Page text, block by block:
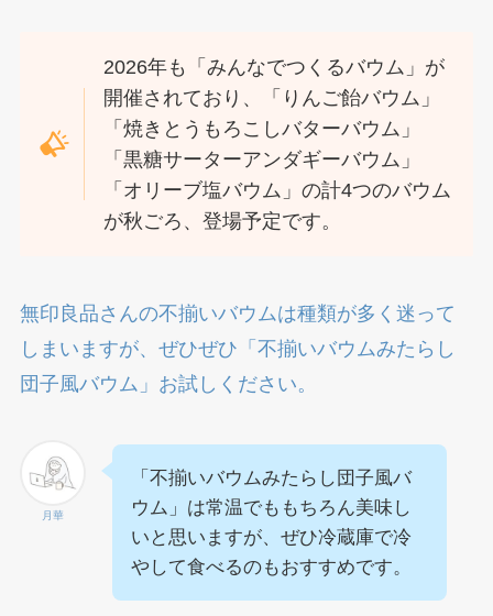
2026年も「みんなでつくるバウム」が
開催されており、「りんご飴バウム」
「焼きとうもろこしバターバウム」
「黒糖サーターアンダギーバウム」
「オリーブ塩バウム」の計4つのバウム
が秋ごろ、登場予定です。
無印良品さんの不揃いバウムは種類が多く迷って
しまいますが、ぜひぜひ「不揃いバウムみたらし
団子風バウム」お試しください。
月華
「不揃いバウムみたらし団子風バ
ウム」は常温でももちろん美味し
いと思いますが、ぜひ冷蔵庫で冷
やして食べるのもおすすめです。